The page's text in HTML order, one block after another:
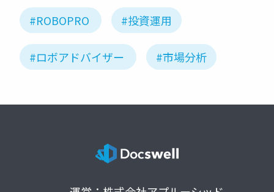
#ROBOPRO #投資運用
#ロボアドバイザー #市場分析